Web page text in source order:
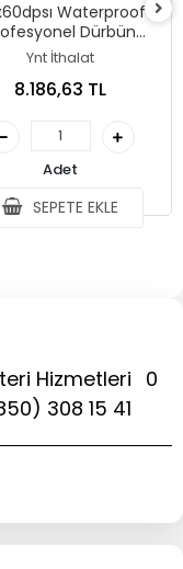
Waterproof
Dürbün
1000m/49m
Ynt İthalat
8.186,63 TL
Adet
SEPETE EKLE
Hizmetleri
0
308 15 41